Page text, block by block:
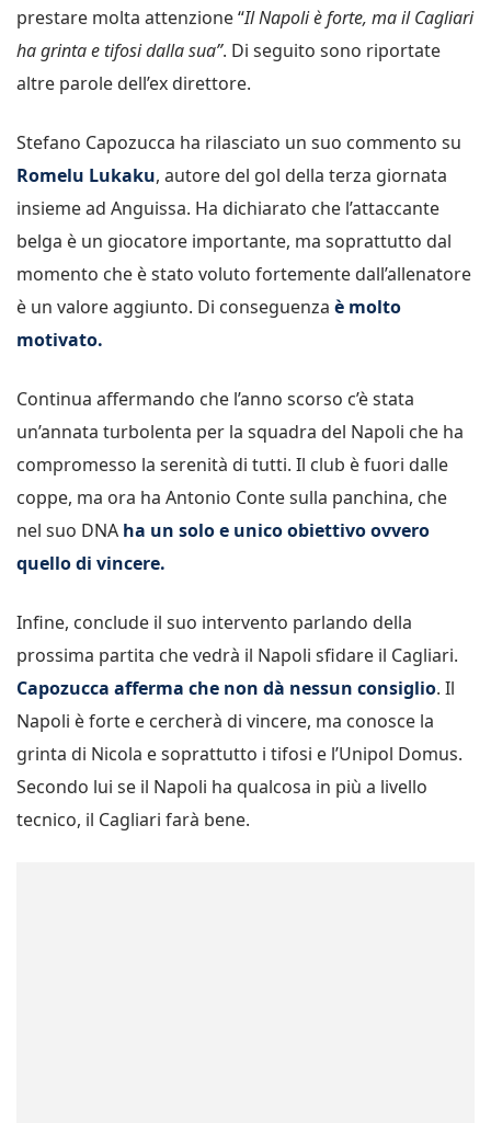
prestare molta attenzione “Il Napoli è forte, ma il Cagliari
ha grinta e tifosi dalla sua”. Di seguito sono riportate
altre parole dell’ex direttore.
Stefano Capozucca ha rilasciato un suo commento su
Romelu Lukaku, autore del gol della terza giornata
insieme ad Anguissa. Ha dichiarato che l’attaccante
belga è un giocatore importante, ma soprattutto dal
momento che è stato voluto fortemente dall’allenatore
è un valore aggiunto. Di conseguenza è molto
motivato.
Continua affermando che l’anno scorso c’è stata
un’annata turbolenta per la squadra del Napoli che ha
compromesso la serenità di tutti. Il club è fuori dalle
coppe, ma ora ha Antonio Conte sulla panchina, che
nel suo DNA ha un solo e unico obiettivo ovvero
quello di vincere.
Infine, conclude il suo intervento parlando della
prossima partita che vedrà il Napoli sfidare il Cagliari.
Capozucca afferma che non dà nessun consiglio. Il
Napoli è forte e cercherà di vincere, ma conosce la
grinta di Nicola e soprattutto i tifosi e l’Unipol Domus.
Secondo lui se il Napoli ha qualcosa in più a livello
tecnico, il Cagliari farà bene.